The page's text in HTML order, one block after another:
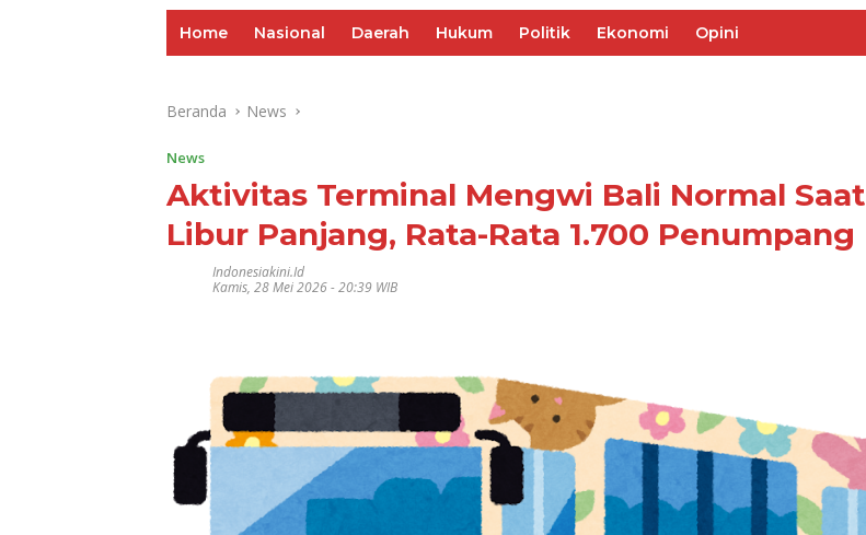
Home Nasional Daerah Hukum Politik Ekonomi Opini
Beranda News
News
Aktivitas Terminal Mengwi Bali Normal Saat
Libur Panjang, Rata-Rata 1.700 Penumpang
Indonesiakini.id
Kamis, 28 Mei 2026 - 20:39 WIB